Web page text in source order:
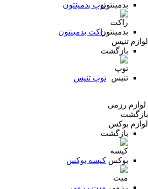
توپ بدمینتون
راکت بدمینتون
لوازم تنیس
بازگشت
توپ تنیس
لوازم رزمی
بازگشت
لوازم بوکس
بازگشت
کیسه بوکس
میت رزمی